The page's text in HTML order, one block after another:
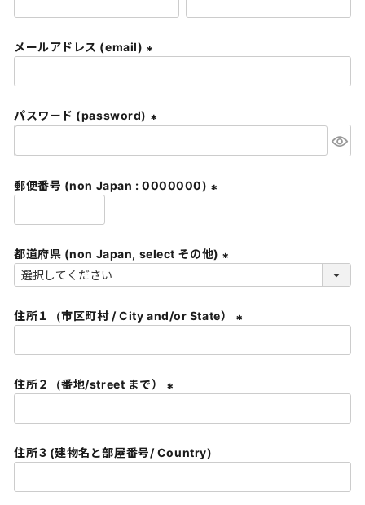
必
)
メールアドレス (email)
必
)
パスワード (password)
必
須
郵便番号 (non Japan : 0000000)
須
)
都道府県 (non Japan, select その他)
須
住所１（市区町村 / City and/or State）
必
)
住所２（番地/street まで）
必
)
住所３(建物名と部屋番号/ Country)